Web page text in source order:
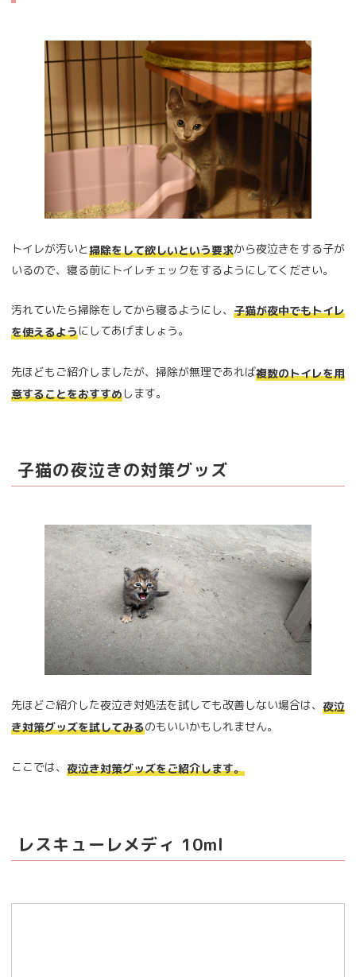
トイレが汚いと掃除をして欲しいという要求から夜泣きをする子が
いるので、寝る前にトイレチェックをするようにしてください。
汚れていたら掃除をしてから寝るようにし、 子猫が夜中でもトイレ
を使えるようにしてあげましょう。
先ほどもご紹介しましたが、掃除が無理であれば複数のトイレを用
意することをおすすめします。
子猫の夜泣きの対策グッズ
先ほどご紹介した夜泣き対処法を試しても改善しない場合は、 夜泣
き対策グッズを試してみるのもいいかもしれません。
ここでは、 夜泣き対策グッズをご紹介します。
レスキューレメディ 10ml